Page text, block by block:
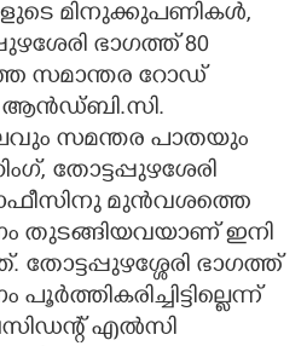
മിനുക്കുപണികൾ,
ഭാഗത്ത് 80
സമാന്തര റോഡ്
ആൻഡ്ബി.സി.
സമന്തര പാതയും
തോട്ടപ്പുഴശേരി
ഓഫീസിനു മുൻവശത്തെ
തുടങ്ങിയവയാണ് ഇനി
ഭാഗത്ത്
എൽസി